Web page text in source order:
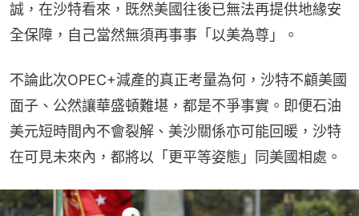
誠，在沙特看來，既然美國往後已無法再提供地緣安
全保障，自己當然無須再事事「以美為尊」。
不論此次OPEC+減產的真正考量為何，沙特不顧美國
面子、公然讓華盛頓難堪，都是不爭事實。即便石油
美元短時間內不會裂解、美沙關係亦可能回暖，沙特
在可見未來內，都將以「更平等姿態」同美國相處。